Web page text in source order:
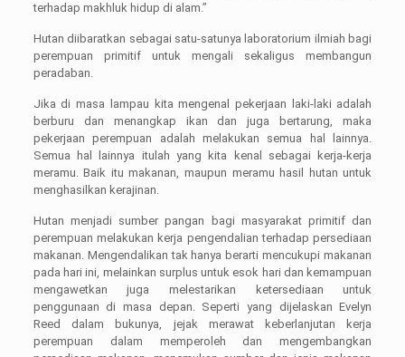
terhadap makhluk hidup di alam.”
Hutan diibaratkan sebagai satu-satunya laboratorium ilmiah bagi
perempuan primitif untuk mengali sekaligus membangun
peradaban.
Jika di masa lampau kita mengenal pekerjaan laki-laki adalah
berburu dan menangkap ikan dan juga bertarung, maka
pekerjaan perempuan adalah melakukan semua hal lainnya.
Semua hal lainnya itulah yang kita kenal sebagai kerja-kerja
meramu. Baik itu makanan, maupun meramu hasil hutan untuk
menghasilkan kerajinan.
Hutan menjadi sumber pangan bagi masyarakat primitif dan
perempuan melakukan kerja pengendalian terhadap persediaan
makanan. Mengendalikan tak hanya berarti mencukupi makanan
pada hari ini, melainkan surplus untuk esok hari dan kemampuan
mengawetkan juga melestarikan ketersediaan untuk
penggunaan di masa depan. Seperti yang dijelaskan Evelyn
Reed dalam bukunya, jejak merawat keberlanjutan kerja
perempuan dalam memperoleh dan mengembangkan